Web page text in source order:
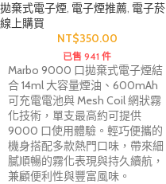
拋棄式電子煙, 電子煙推薦, 電子菸
線上購買
NT$350.00
已售 941 件
Marbo 9000 口拋棄式電子煙結
合 14ml 大容量煙油、600mAh
可充電電池與 Mesh Coil 網狀霧
化技術，單支最高約可提供
9000 口使用體驗。輕巧便攜的
機身搭配多款熱門口味，帶來細
膩順暢的霧化表現與持久續航，
兼顧便利性與豐富風味。